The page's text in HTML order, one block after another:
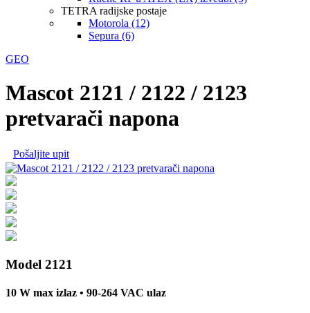
TETRA radijske postaje
Motorola (12)
Sepura (6)
GEO
Mascot 2121 / 2122 / 2123
pretvarači napona
Pošaljite upit
Model 2121
10 W max izlaz • 90-264 VAC ulaz